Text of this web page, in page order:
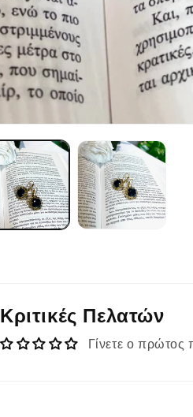
Κριτικές Πελατών
Γίνετε ο πρώτος